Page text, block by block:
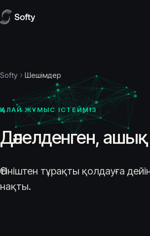
Softy Шешімдер
ҚАЛАЙ ЖҰМЫС ІСТЕЙМІЗ
Дәлелденген, ашық
Өтініштен тұрақты қолдауға
нақты.